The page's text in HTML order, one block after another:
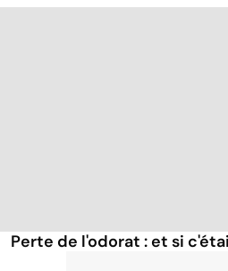
Perte de l'odorat : et si